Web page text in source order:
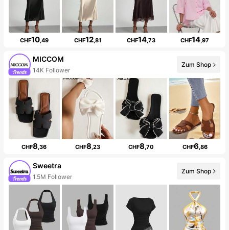
CHF10,49 CHF12,81 CHF14,73 CHF14,97
MICCOM
14K Follower
Zum Shop
CHF8,36 CHF8,23 CHF8,70 CHF6,86
Sweetra
1.5M Follower
Zum Shop